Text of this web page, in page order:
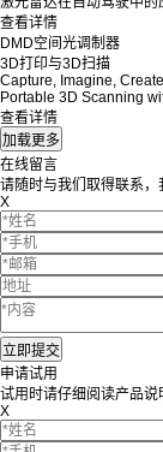
查看详情
DMD空间光调制器
3D打印与3D扫描​
Capture, Imagine,
Portable 3D Scanning
查看详情
在线留言
请随时与我们取得联系
X
申请试用
试用时请仔细阅读产品
X